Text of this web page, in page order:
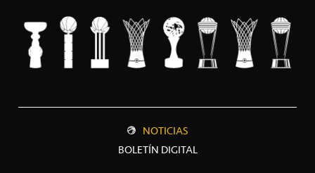
NOTICIAS
BOLETÍN DIGITAL